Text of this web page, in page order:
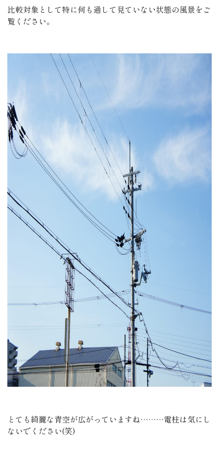
比較対象として特に何も通して見ていない状態の風景をご
覧ください。
とても綺麗な青空が広がっていますね………電柱は気にし
ないでください(笑)